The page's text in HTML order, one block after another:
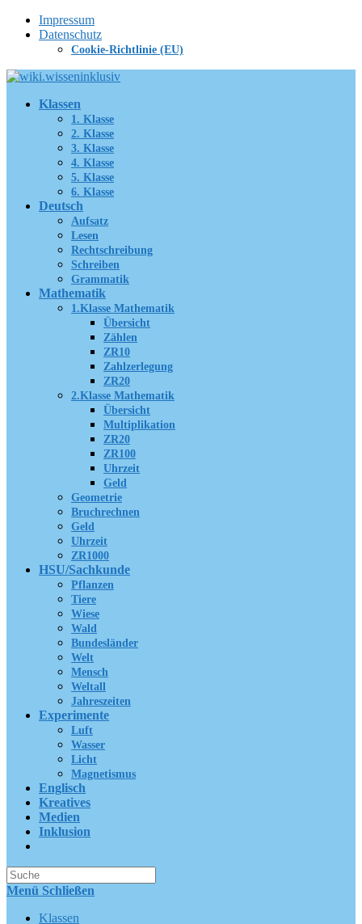
Zum
Inhalt
Impressum
Datenschutz
Cookie-Richtlinie (EU)
Klassen
1. Klasse
2. Klasse
3. Klasse
4. Klasse
5. Klasse
6. Klasse
Deutsch
Aufsatz
Lesen
Rechtschreibung
Schreiben
Grammatik
Mathematik
1.Klasse Mathematik
Übersicht
Zählen
ZR10
Zahlzerlegung
ZR20
2.Klasse Mathematik
Übersicht
Multiplikation
ZR20
ZR100
Uhrzeit
Geld
Geometrie
Bruchrechnen
Geld
Uhrzeit
ZR1000
HSU/Sachkunde
Pflanzen
Tiere
Wiese
Wald
Bundesländer
Welt
Mensch
Weltall
Jahreszeiten
Experimente
Luft
Wasser
Licht
Magnetismus
Englisch
Kreatives
Medien
Inklusion
Suche
nach:
Menü Schließen
Klassen